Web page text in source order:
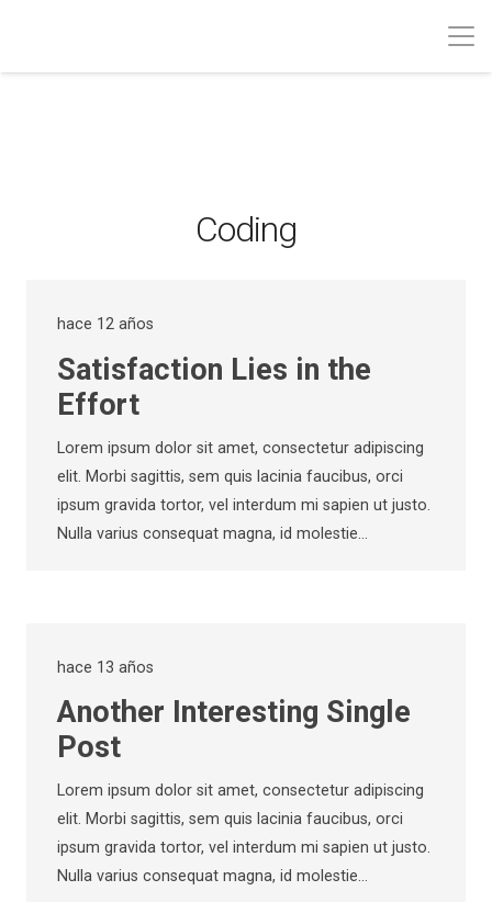
Coding
hace 12 años
Satisfaction Lies in the
Effort
Lorem ipsum dolor sit amet, consectetur adipiscing
elit. Morbi sagittis, sem quis lacinia faucibus, orci
ipsum gravida tortor, vel interdum mi sapien ut justo.
Nulla varius consequat magna, id molestie…
hace 13 años
Another Interesting Single
Post
Lorem ipsum dolor sit amet, consectetur adipiscing
elit. Morbi sagittis, sem quis lacinia faucibus, orci
ipsum gravida tortor, vel interdum mi sapien ut justo.
Nulla varius consequat magna, id molestie…